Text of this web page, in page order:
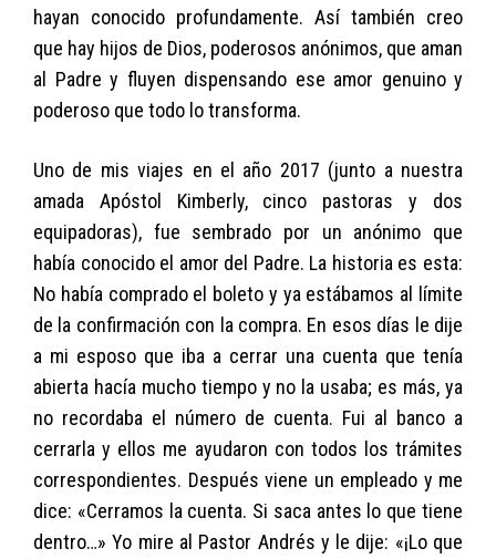
hayan conocido profundamente. Así también creo
que hay hijos de Dios, poderosos anónimos, que aman
al Padre y fluyen dispensando ese amor genuino y
poderoso que todo lo transforma.
Uno de mis viajes en el año 2017 (junto a nuestra
amada Apóstol Kimberly, cinco pastoras y dos
equipadoras), fue sembrado por un anónimo que
había conocido el amor del Padre. La historia es esta:
No había comprado el boleto y ya estábamos al límite
de la confirmación con la compra. En esos días le dije
a mi esposo que iba a cerrar una cuenta que tenía
abierta hacía mucho tiempo y no la usaba; es más, ya
no recordaba el número de cuenta. Fui al banco a
cerrarla y ellos me ayudaron con todos los trámites
correspondientes. Después viene un empleado y me
dice: «Cerramos la cuenta. Si saca antes lo que tiene
dentro…» Yo mire al Pastor Andrés y le dije: «¡Lo que